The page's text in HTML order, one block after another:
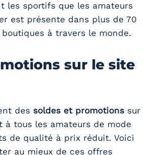
les sportifs que les amateurs
est présente dans plus de 70
à travers le monde.
sur le site
des soldes et promotions sur
tous les amateurs de mode
de qualité à prix réduit. Voici
au mieux de ces offres